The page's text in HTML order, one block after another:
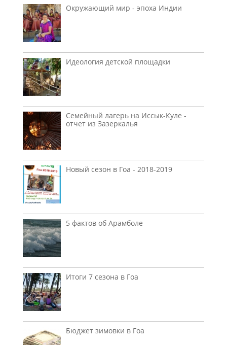
Окружающий мир - эпоха Индии
Идеология детской площадки
Семейный лагерь на Иссык-Куле -
отчет из Зазеркалья
Новый сезон в Гоа - 2018-2019
5 фактов об Арамболе
Итоги 7 сезона в Гоа
Бюджет зимовки в Гоа